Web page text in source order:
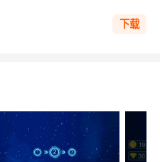
下载